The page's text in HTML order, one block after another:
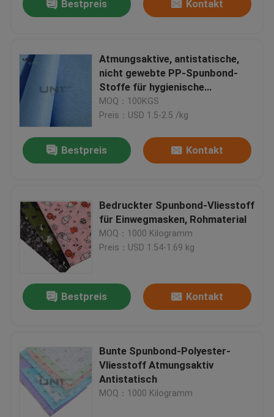
Bestpreis Kontakt
Atmungsaktive, antistatische,
nicht gewebte PP-Spunbond-
Stoffe für hygienische
medizinische Operationen
MOQ：100KGS
Preis：USD 1.5-2.5 /kg
Bestpreis Kontakt
Bedruckter Spunbond-Vliesstoff
für Einwegmasken, Rohmaterial
MOQ：1000 Kilogramm
Preis：USD 1.54-1.69 kg
Bestpreis Kontakt
Bunte Spunbond-Polyester-
Vliesstoff Atmungsaktiv
Antistatisch
MOQ：1000 Kilogramm